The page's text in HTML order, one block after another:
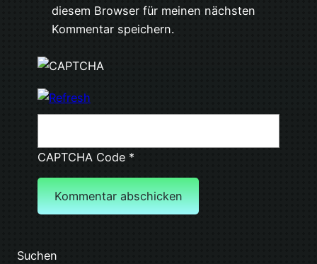
diesem Browser für meinen nächsten
Kommentar speichern.
CAPTCHA Code*
Suchen